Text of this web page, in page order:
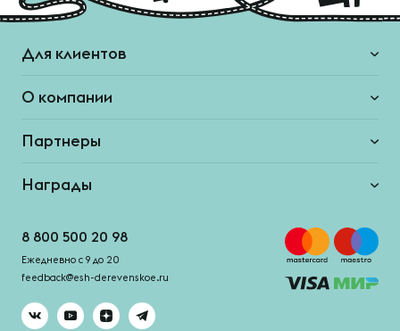
Для клиентов
О компании
Партнеры
Награды
8 800 500 20 98
Ежедневно с 9 до 20
feedback@esh-derevenskoe.ru